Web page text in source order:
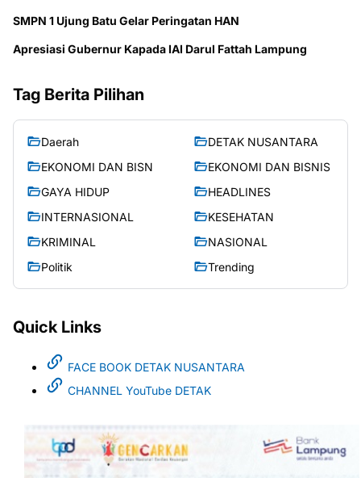
SMPN 1 Ujung Batu Gelar Peringatan HAN
Apresiasi Gubernur Kapada IAI Darul Fattah Lampung
Tag Berita Pilihan
Daerah
DETAK NUSANTARA
EKONOMI DAN BISN
EKONOMI DAN BISNIS
GAYA HIDUP
HEADLINES
INTERNASIONAL
KESEHATAN
KRIMINAL
NASIONAL
Politik
Trending
Quick Links
FACE BOOK DETAK NUSANTARA
CHANNEL YouTube DETAK